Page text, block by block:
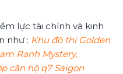
lực tài chính và kinh
như : Khu đô thi Golden
Ranh Mystery,
căn hộ q7 Saigon